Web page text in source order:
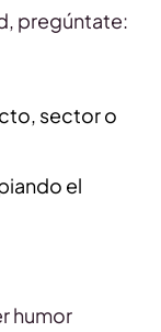
pregúntate:
sector o
el
humor